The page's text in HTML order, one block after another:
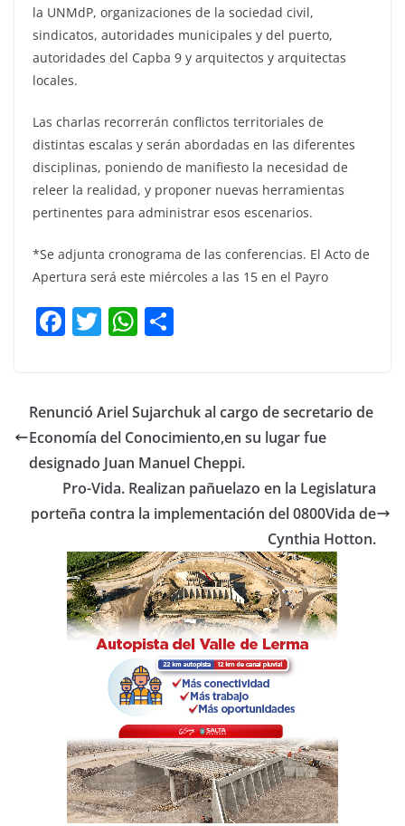
la UNMdP, organizaciones de la sociedad civil,
sindicatos, autoridades municipales y del puerto,
autoridades del Capba 9 y arquitectos y arquitectas
locales.
Las charlas recorrerán conflictos territoriales de
distintas escalas y serán abordadas en las diferentes
disciplinas, poniendo de manifiesto la necesidad de
releer la realidad, y proponer nuevas herramientas
pertinentes para administrar esos escenarios.
*Se adjunta cronograma de las conferencias. El Acto de
Apertura será este miércoles a las 15 en el Payro
F
e
b
o
o
k
T
er
W
s
A
p
p
p
ar
tir
Renunció Ariel Sujarchuk al cargo de secretario de
Economía del Conocimiento,en su lugar fue
designado Juan Manuel Cheppi.
Pro-Vida. Realizan pañuelazo en la Legislatura
porteña contra la implementación del 0800Vida de
Cynthia Hotton.